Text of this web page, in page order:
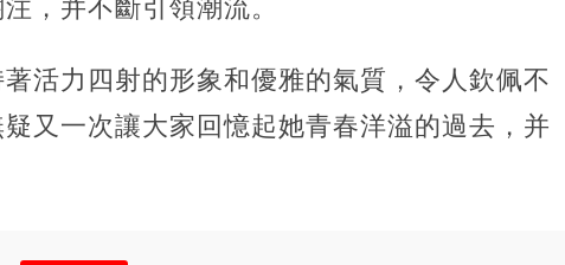
，并不斷引領潮流。
活力四射的形象和優雅的氣質，令人欽佩不
又一次讓大家回憶起她青春洋溢的過去，并